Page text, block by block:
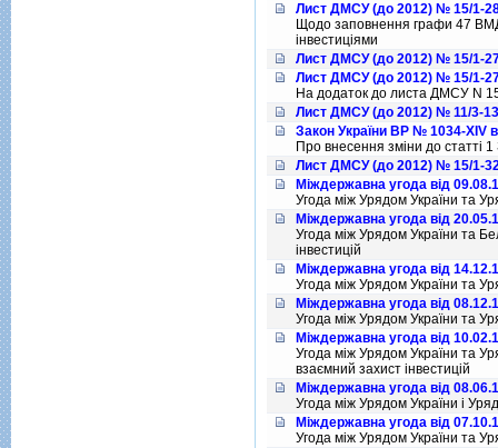
Лист ДМСУ (до 2012) № 15/1-
Щодо заповнення графи 47
iнвестицiями
Лист ДМСУ (до 2012) № 15/1-
Лист ДМСУ (до 2012) № 15/1-
На додаток до листа ДМСУ N
Лист ДМСУ (до 2012) № 11/3-
Закон України ВР № 1034-XIV
Про внесення змiни до статтi
Лист ДМСУ (до 2012) № 15/1-
Міждержавна угода від
Угода мiж Урядом України та
Міждержавна угода від
Угода мiж Урядом України та
iнвестицiй
Міждержавна угода від
Угода мiж Урядом України та
Міждержавна угода від
Угода мiж Урядом України та
Міждержавна угода від
Угода мiж Урядом України та
взаємний захист iнвестицiй
Міждержавна угода від
Угода мiж Урядом України i
Міждержавна угода від
Угода мiж Урядом України та